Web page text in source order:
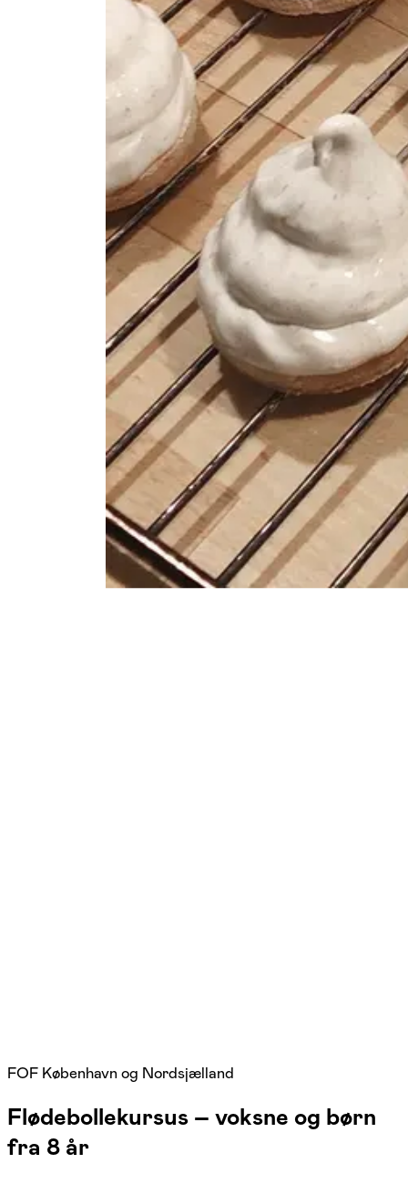
FOF København og Nordsjælland
Flødebollekursus – voksne og børn
fra 8 år